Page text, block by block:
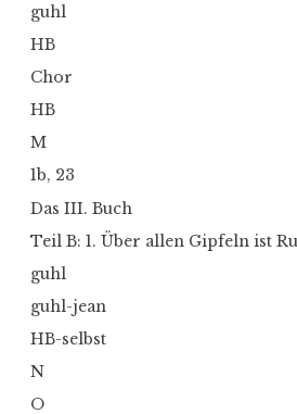
guhl
HB
Chor
HB
M
1b, 23
Das III. Buch
Teil B: 1. Über allen Gipfeln ist
guhl
guhl-jean
HB-selbst
N
O